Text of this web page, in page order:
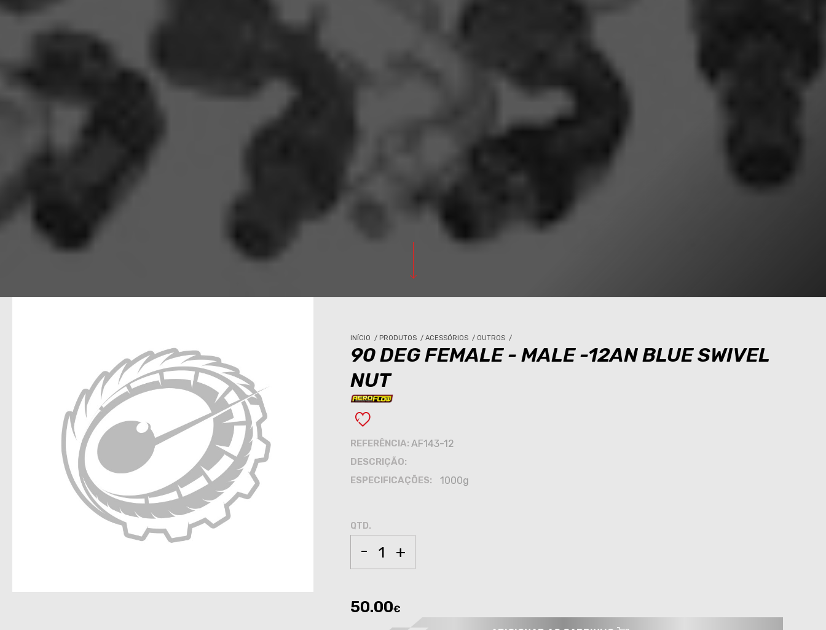
INÍCIO / PRODUTOS / ACESSÓRIOS / OUTROS /
90 DEG FEMALE - MALE -12AN BLUE SWIVEL
NUT
REFERÊNCIA: AF143-12
DESCRIÇÃO:
ESPECIFICAÇÕES:
1000g
QTD.
- +
50.00€